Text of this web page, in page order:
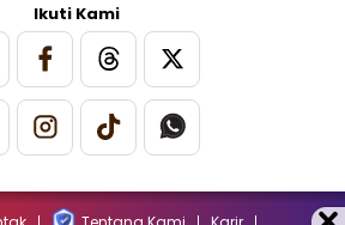
Ikuti Kami